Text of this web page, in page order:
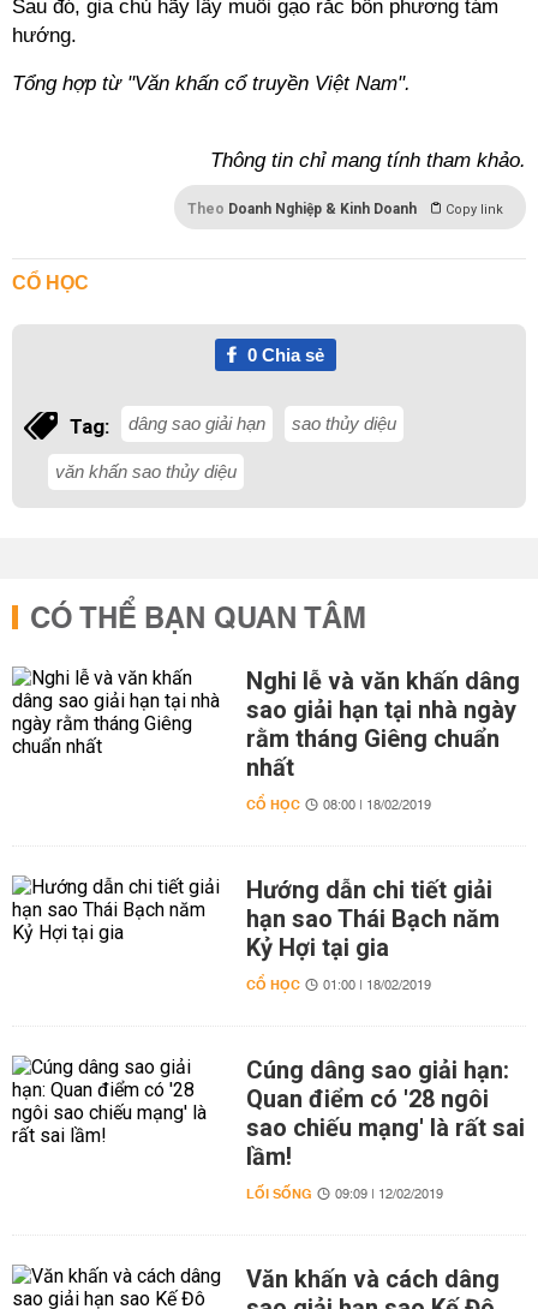
Sau đó, gia chủ hãy lấy muối gạo rắc bốn phương tám
hướng.​
Tổng hợp từ "Văn khấn cổ truyền Việt Nam".
Thông tin chỉ mang tính tham khảo.
Theo Doanh Nghiệp & Kinh Doanh Copy link
CỔ HỌC
0Chia sẻ
Tag: dâng sao giải hạn sao thủy diệu
văn khấn sao thủy diệu
CÓ THỂ BẠN QUAN TÂM
Nghi lễ và văn khấn dâng
sao giải hạn tại nhà ngày
rằm tháng Giêng chuẩn
nhất
CỔ HỌC 08:00 | 18/02/2019
Hướng dẫn chi tiết giải
hạn sao Thái Bạch năm
Kỷ Hợi tại gia
CỔ HỌC 01:00 | 18/02/2019
Cúng dâng sao giải hạn:
Quan điểm có '28 ngôi
sao chiếu mạng' là rất sai
lầm!
LỐI SỐNG 09:09 | 12/02/2019
Văn khấn và cách dâng